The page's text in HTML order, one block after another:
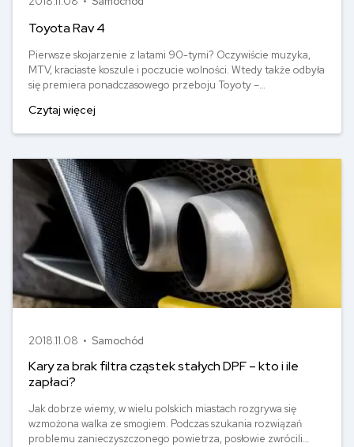
Toyota Rav 4
Pierwsze skojarzenie z latami 90-tymi? Oczywiście muzyka,
MTV, kraciaste koszule i poczucie wolności. Wtedy także odbyła
się premiera ponadczasowego przeboju Toyoty –
samochodowi. Sprawdzamy, jaka jest jego cena i ile kosztuje
Czytaj więcej
2018.11.08 • Samochód
Kary za brak filtra cząstek stałych DPF – kto i ile
zapłaci?
Jak dobrze wiemy, w wielu polskich miastach rozgrywa się
wzmożona walka ze smogiem. Podczas szukania rozwiązań
problemu zanieczyszczonego powietrza, posłowie zwrócili